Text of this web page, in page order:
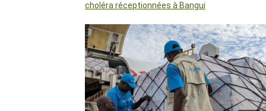
choléra réceptionnées à Bangui